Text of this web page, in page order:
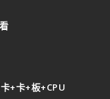
+卡+板+CPU